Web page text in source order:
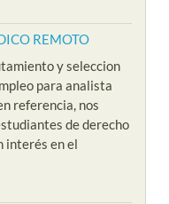
REMOTO
y seleccion
para analista
referencia, nos
de derecho
interés en el